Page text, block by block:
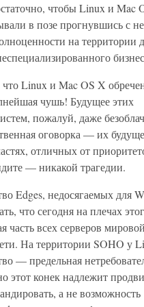
чтобы Linux и Mac
в позе прогнувшись с
на территории
что Linux и Mac OS X
чушь! Будущее этих
пожалуй, даже
оговорка — их
отличных от
— никакой трагедии.
Edges, недосягаемых для
что сегодня на плечах
часть всех серверов мировой
На территории SOHO у
— предельная
этот конек надлежит
а не возможность